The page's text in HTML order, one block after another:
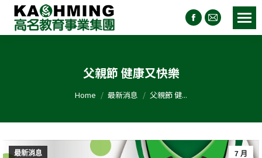
父親節 健康又快樂
You are here:
Home 最新消息 父親節 健...
7 月
最新消息